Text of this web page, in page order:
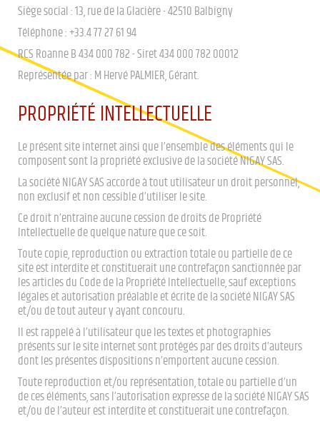
Siège social : 13, rue de la Glacière - 42510 Balbigny
Téléphone : +33.4 77 27 61 94
RCS Roanne B 434 000 782 - Siret 434 000 782 00012
Représentée par : M Hervé PALMIER, Gérant.
PROPRIÉTÉ INTELLECTUELLE
Le présent site internet ainsi que l’ensemble des éléments qui le
composent sont la propriété exclusive de la société NIGAY SAS.
La société NIGAY SAS accorde à tout utilisateur un droit personnel,
non exclusif et non cessible d’utiliser le site.
Ce droit n’entraîne aucune cession de droits de Propriété
Intellectuelle de quelque nature que ce soit.
Toute copie, reproduction ou extraction totale ou partielle de ce
site est interdite et constituerait une contrefaçon sanctionnée par
les articles du Code de la Propriété Intellectuelle, sauf exceptions
légales et autorisation préalable et écrite de la société NIGAY SAS
et/ou de tout auteur y ayant concouru.
Il est rappelé à l’utilisateur que les textes et photographies
présents sur le site internet sont protégés par des droits d’auteurs
dont les présentes dispositions n’emportent aucune cession.
Toute reproduction et/ou représentation, totale ou partielle d’un
de ces éléments, sans l’autorisation expresse de la société NIGAY SAS
et/ou de l’auteur est interdite et constituerait une contrefaçon.